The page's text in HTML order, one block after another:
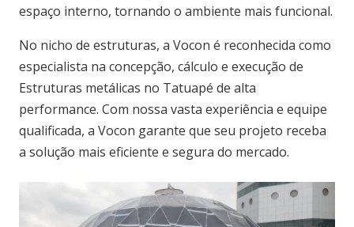
espaço interno, tornando o ambiente mais funcional.
No nicho de estruturas, a Vocon é reconhecida como
especialista na concepção, cálculo e execução de
Estruturas metálicas no Tatuapé de alta
performance. Com nossa vasta experiência e equipe
qualificada, a Vocon garante que seu projeto receba
a solução mais eficiente e segura do mercado.